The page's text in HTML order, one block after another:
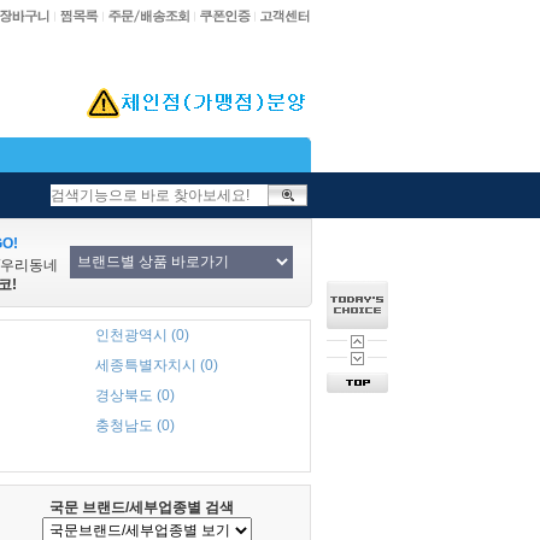
리동네
!
인천광역시 (0)
세종특별자치시 (0)
경상북도 (0)
충청남도 (0)
국문 브랜드/세부업종별 검색